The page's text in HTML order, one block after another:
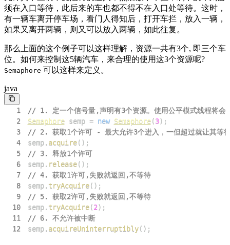
须在入口等待，此后来的车也都不得不在入口处等待。这时，
有一辆车离开停车场，看门人得知后，打开车拦，放入一辆，
如果又离开两辆，则又可以放入两辆，如此往复。
那么上面的这个例子可以这样理解，资源一共有3个, 即三个车
位。如何来控制这5辆汽车，来合理的使用这3个资源呢?
Semaphore 可以这样来定义。
java
1
// 1. 定一个信号量,声明有3个资源。使用公平模式线程将会
2
Semaphore semp = new Semaphore(3) ;
3
// 2. 获取1个许可 - 最大允许3个进入，一但超过就让其等
4
semp. acquire( ) ;
5
// 3. 释放1个许可
6
semp. release( ) ;
7
// 4. 获取1许可,失败就返回,不等待
8
semp. tryAcquire( ) ;
9
// 5. 获取2许可,失败就返回,不等待
10
semp. tryAcquire(2) ;
11
// 6. 不允许被中断
12
semp. acquireUninterruptibly( ) ;